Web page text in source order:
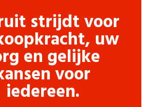
strijdt voor
uw
en gelijke
voor
iedereen.